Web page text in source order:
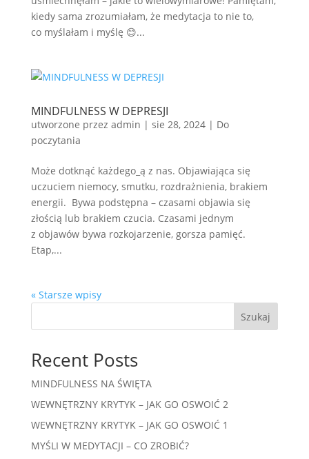
kiedy sama zrozumiałam, że medytacja to nie to,
co myślałam i myślę 😊...
MINDFULNESS W DEPRESJI
utworzone przez admin | sie 28, 2024| Do
poczytania
Może dotknąć każdego_ą z nas. Objawiająca się
uczuciem niemocy, smutku, rozdrażnienia, brakiem
energii. Bywa podstępna – czasami objawia się
złością lub brakiem czucia. Czasami jednym
z objawów bywa rozkojarzenie, gorsza pamięć.
Etap,...
« Starsze wpisy
Szukaj
Recent Posts
MINDFULNESS NA ŚWIĘTA
WEWNĘTRZNY KRYTYK – JAK GO OSWOIĆ 2
WEWNĘTRZNY KRYTYK – JAK GO OSWOIĆ 1
MYŚLI W MEDYTACJI – CO ZROBIĆ?